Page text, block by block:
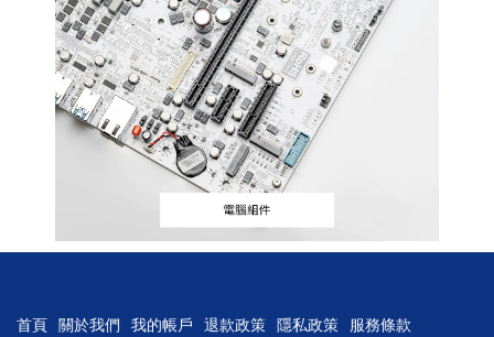
首頁 關於我們 我的帳戶 退款政策 隱私政策 服務條款